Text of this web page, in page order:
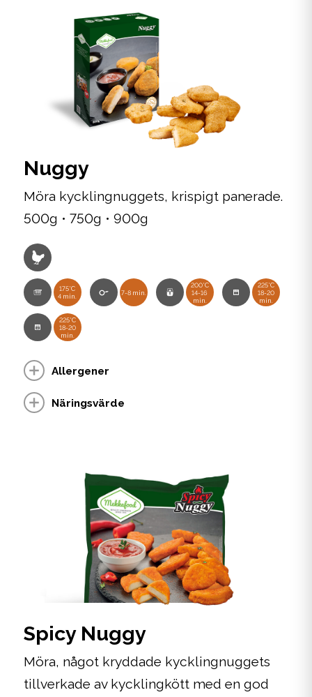
175°C
4 min.
7-8 min.
200°C
14-16
min.
225°C
18-20
min.
225°C
18-20
min.
Allergener
Näringsvärde
Nuggy
Möra kycklingnuggets, krispigt panerade.
500g • 750g • 900g
Spicy Nuggy
Möra, något kryddade kycklingnuggets
tillverkade av kycklingkött med en god